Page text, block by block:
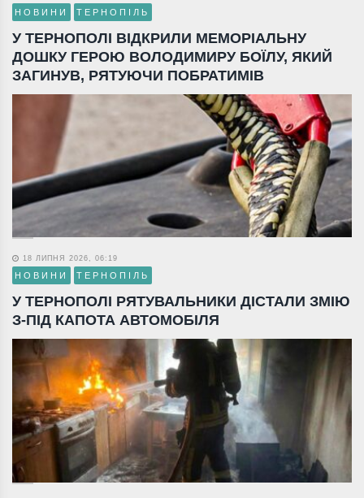
НОВИНИ ТЕРНОПІЛЬ
У ТЕРНОПОЛІ ВІДКРИЛИ МЕМОРІАЛЬНУ
ДОШКУ ГЕРОЮ ВОЛОДИМИРУ БОЇЛУ, ЯКИЙ
ЗАГИНУВ, РЯТУЮЧИ ПОБРАТИМІВ
18 ЛИПНЯ 2026, 06:19
НОВИНИ ТЕРНОПІЛЬ
У ТЕРНОПОЛІ РЯТУВАЛЬНИКИ ДІСТАЛИ ЗМІЮ
З-ПІД КАПОТА АВТОМОБІЛЯ